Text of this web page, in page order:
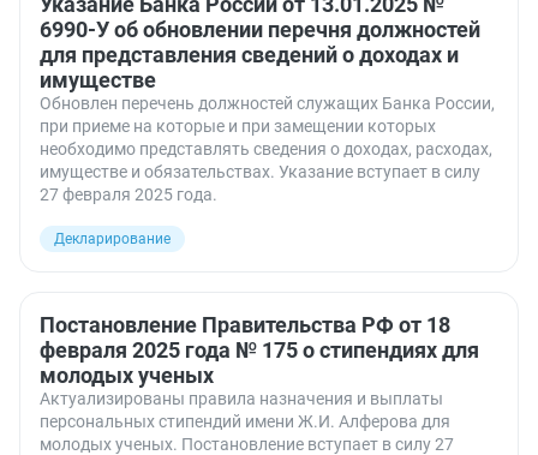
6990-У об обновлении перечня должностей
для представления сведений о доходах и
имуществе
Обновлен перечень должностей служащих Банка России,
при приеме на которые и при замещении которых
необходимо представлять сведения о доходах, расходах,
имуществе и обязательствах. Указание вступает в силу
27 февраля 2025 года.
Декларирование
Постановление Правительства РФ от 18
февраля 2025 года № 175 о стипендиях для
молодых ученых
Актуализированы правила назначения и выплаты
персональных стипендий имени Ж.И. Алферова для
молодых ученых. Постановление вступает в силу 27